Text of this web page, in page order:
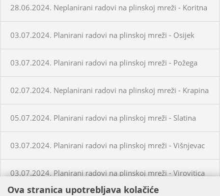
28.06.2024. Neplanirani radovi na plinskoj mreži - Koritna
03.07.2024. Planirani radovi na plinskoj mreži - Osijek
03.07.2024. Planirani radovi na plinskoj mreži - Požega
02.07.2024. Neplanirani radovi na plinskoj mreži - Krapina
05.07.2024. Planirani radovi na plinskoj mreži - Slatina
03.07.2024. Planirani radovi na plinskoj mreži - Višnjevac
03.07.2024. Planirani radovi na plinskoj mreži - Virovitica
Ova stranica upotrebljava kolačiće